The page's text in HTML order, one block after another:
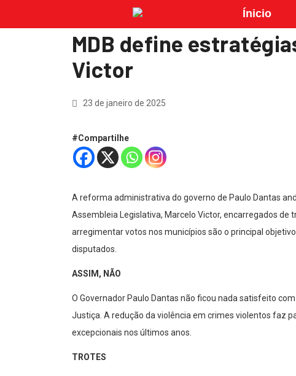
Ínicio
MDB define
Victor
23 de janeiro de 2025
#Compartilhe
A reforma administrativa do governo de Paulo Dantas
Assembleia Legislativa, Marcelo Victor, encarregados de
arregimentar votos nos municípios são o principal
disputados.
ASSIM, NÃO
O Governador Paulo Dantas não ficou nada satisfeito
Justiça. A redução da violência em crimes violentos faz
excepcionais nos últimos anos.
TROTES